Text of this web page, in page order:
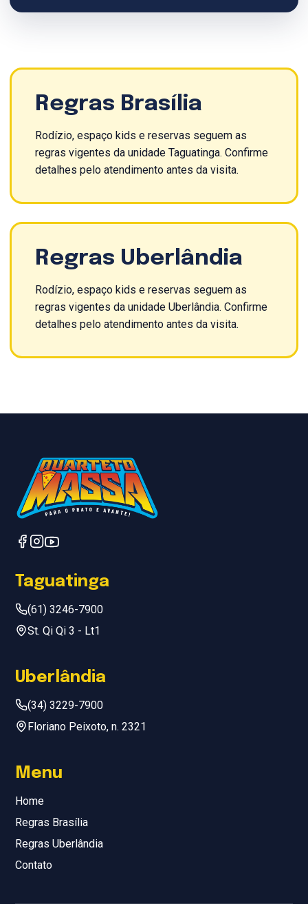
Regras Brasília
Rodízio, espaço kids e reservas seguem as
regras vigentes da unidade Taguatinga. Confirme
detalhes pelo atendimento antes da visita.
Regras Uberlândia
Rodízio, espaço kids e reservas seguem as
regras vigentes da unidade Uberlândia. Confirme
detalhes pelo atendimento antes da visita.
Taguatinga
(61) 3246-7900
St. Qi Qi 3 - Lt1
Uberlândia
(34) 3229-7900
Floriano Peixoto, n. 2321
Menu
Home
Regras Brasília
Regras Uberlândia
Contato